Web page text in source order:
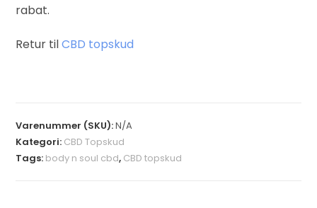
rabat.
Retur tilCBD topskud
Varenummer (SKU):N/A
Kategori: CBD Topskud
Tags: body n soul cbd, CBD topskud